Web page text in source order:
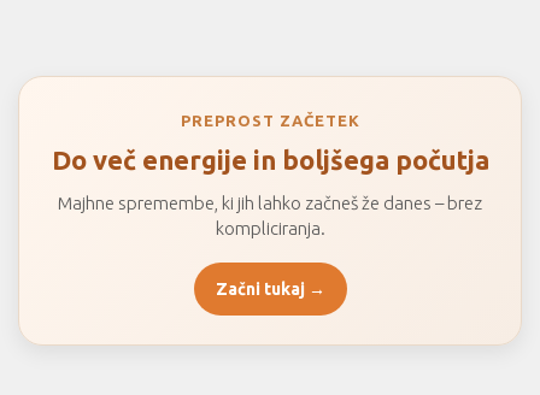
PREPROST ZAČETEK
Do več energije in boljšega počutja
Majhne spremembe, ki jih lahko začneš že danes – brez
kompliciranja.
Začni tukaj →